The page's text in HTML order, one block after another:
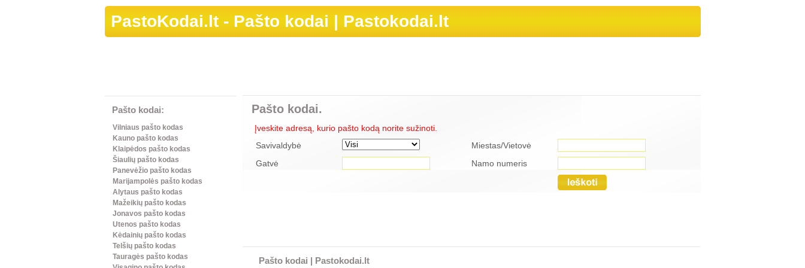
PastoKodai.lt- Pašto kodai | Pastokodai.lt
Pašto kodai:
Vilniaus pašto kodas
Kauno pašto kodas
Klaipėdos pašto kodas
Šiaulių pašto kodas
Panevėžio pašto kodas
Marijampolės pašto kodas
Alytaus pašto kodas
Mažeikių pašto kodas
Jonavos pašto kodas
Utenos pašto kodas
Kėdainių pašto kodas
Telšių pašto kodas
Tauragės pašto kodas
Pašto kodai.
Įveskite adresą, kurio pašto kodą norite sužinoti.
Savivaldybė
Miestas/Vietovė
Gatvė
Namo numeris
Pašto kodai | Pastokodai.lt